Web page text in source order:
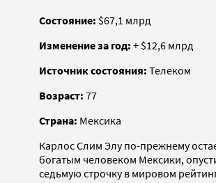
Состояние: $67,1 млрд
Изменение за год: + $12,6 млрд
Источник состояния: Телеком
Возраст: 77
Страна: Мексика
Карлос Слим Элу по-прежнему
богатым человеком Мексики,
седьмую строчку в мировом